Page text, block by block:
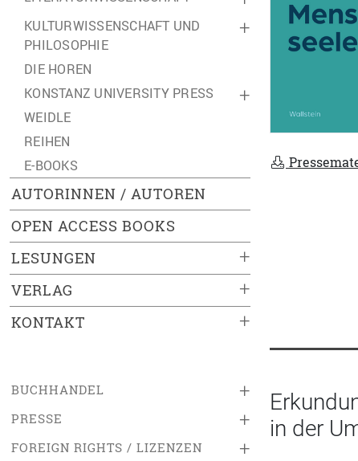
+
KULTURWISSENSCHAFT UND
PHILOSOPHIE
DIE HOREN
+
KONSTANZ UNIVERSITY PRESS
WEIDLE
REIHEN
E-BOOKS
AUTORINNEN / AUTOREN
OPEN ACCESS BOOKS
+
LESUNGEN
+
VERLAG
+
KONTAKT
+
BUCHHANDEL
+
PRESSE
+
FOREIGN RIGHTS / LIZENZEN
in der